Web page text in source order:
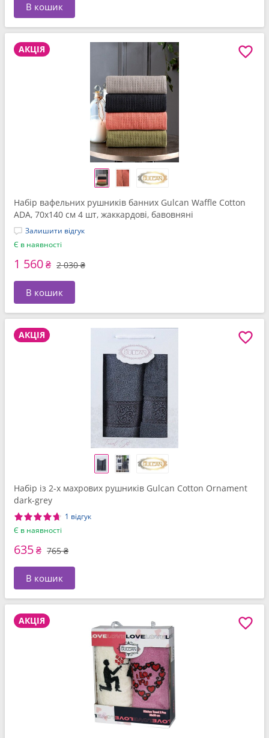
В кошик
АКЦІЯ
Набір вафельних рушників банних Gulcan Waffle Cotton
ADA, 70x140 см 4 шт, жаккардові, бавовняні
Залишити відгук
Є в наявності
1 560₴ 2 030 ₴
В кошик
АКЦІЯ
Набір із 2-х махрових рушників Gulcan Cotton Ornament
dark-grey
1 відгук
Є в наявності
635₴ 765 ₴
В кошик
АКЦІЯ